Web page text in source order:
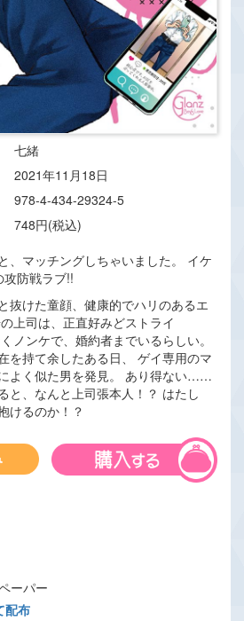
七緒
2021年11月18日
978-4-434-29324-5
748円(税込)
、マッチングしちゃいました。 イケ
攻防戦ラブ!!
抜けた童顔、健康的でハリのあるエ
上司は、正直好みどストライ
ンケで、婚約者までいるらしい。
を持て余したある日、 ゲイ専用のマ
よく似た男を発見。 あり得ない……
と、なんと上司張本人！？ はたし
けるのか！？
ーパー
配布